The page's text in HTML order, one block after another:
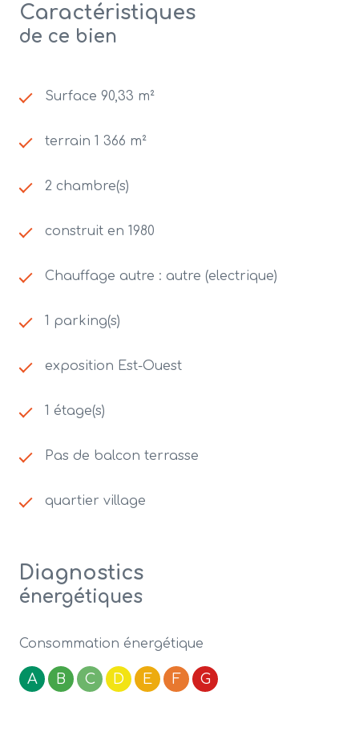
Caractéristiques
de ce bien
Surface 90,33 m²
terrain 1 366 m²
2 chambre(s)
construit en 1980
Chauffage autre : autre (electrique)
1 parking(s)
exposition Est-Ouest
1 étage(s)
Pas de balcon terrasse
quartier village
Diagnostics
énergétiques
Consommation énergétique
A B C D E F G